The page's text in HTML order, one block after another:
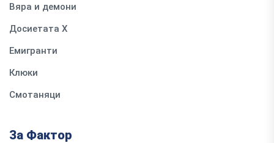
Вяра и демони
Досиетата Х
Емигранти
Клюки
Смотаняци
За Фактор